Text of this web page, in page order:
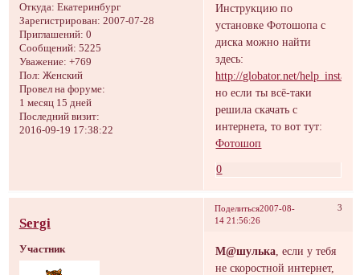
Откуда: Екатеринбург
Зарегистрирован: 2007-07-28
Приглашений: 0
Сообщений: 5225
Уважение: +769
Пол: Женский
Провел на форуме:
1 месяц 15 дней
Последний визит:
2016-09-19 17:38:22
Инструкцию по
установке Фотошопа с
диска можно найти
здесь:
http://globator.net/
но если ты всё-таки
решила скачать с
интернета, то вот тут:
Фотошоп
0
Поделиться 3
2007-08-
14 21:56:26
Sergi
Участник М@шулька , если у тебя
не скоростной интернет,